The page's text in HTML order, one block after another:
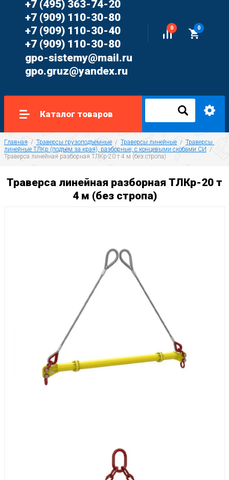
+7 (495) 363-74-20
+7 (909) 110-30-80
+7 (909) 110-30-40
+7 (909) 110-30-80
gpo-sistemy@mail.ru
gpo.gruz@yandex.ru
0 0
Каталог товаров
Главная
  /
Траверсы грузоподъёмные
  /
Траверсы линейные
  /
Траверсы
линейные ТЛКр (подъём за края), разборные, с концевыми скобами СИ
  /
Траверса линейная разборная ТЛКр-20 т 4 м (без стропа)
Траверса линейная разборная ТЛКр-20 т
4 м (без стропа)